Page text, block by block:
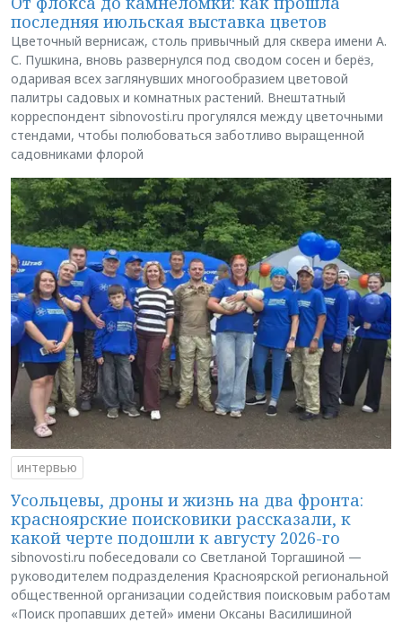
последняя июльская выставка цветов
Цветочный вернисаж, столь привычный для сквера имени А.
С. Пушкина, вновь развернулся под сводом сосен и берёз,
одаривая всех заглянувших многообразием цветовой
палитры садовых и комнатных растений. Внештатный
корреспондент sibnovosti.ru прогулялся между цветочными
стендами, чтобы полюбоваться заботливо выращенной
садовниками флорой
интервью
Усольцевы, дроны и жизнь на два фронта:
красноярские поисковики рассказали, к
какой черте подошли к августу 2026-го
sibnovosti.ru побеседовали со Светланой Торгашиной —
руководителем подразделения Красноярской региональной
общественной организации содействия поисковым работам
«Поиск пропавших детей» имени Оксаны Василишиной